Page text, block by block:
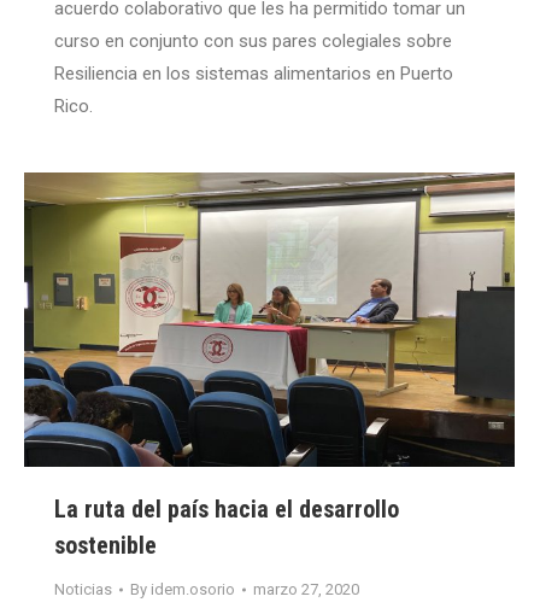
acuerdo colaborativo que les ha permitido tomar un
curso en conjunto con sus pares colegiales sobre
Resiliencia en los sistemas alimentarios en Puerto
Rico.
La ruta del país hacia el desarrollo
sostenible
Noticias By idem.osorio marzo 27, 2020